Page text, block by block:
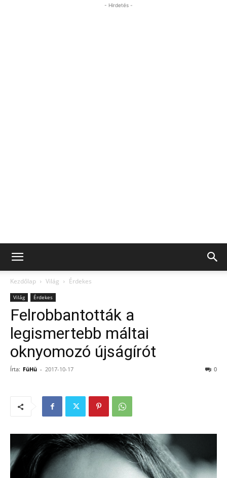
- Hirdetés -
Kezdőlap Világ Érdekes
Világ Érdekes
Felrobbantották a
legismertebb máltai
oknyomozó újságírót
Írta: FüHü - 2017-10-17 0